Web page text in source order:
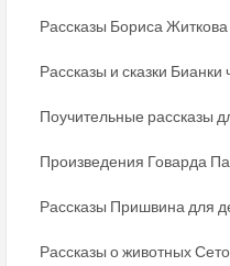
Рассказы Бориса
Рассказы и сказки Бианки
Поучительные рассказы
Произведения Говарда
Рассказы Пришвина для
Рассказы о животных